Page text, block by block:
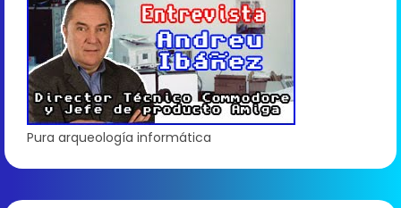
Pura arqueología informática